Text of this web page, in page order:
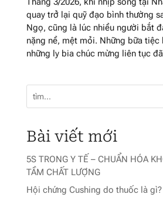
quay trở lại quỹ đạo bình thường
Ngọ, cũng là lúc nhiều người bắt
nặng nề, mệt mỏi. Những bữa tiệc
những ly bia chúc mừng liên tục
Bài viết mới
5S TRONG Y TẾ – CHUẨN HÓA
TẦM CHẤT LƯỢNG
Hội chứng Cushing do thuốc là gì?